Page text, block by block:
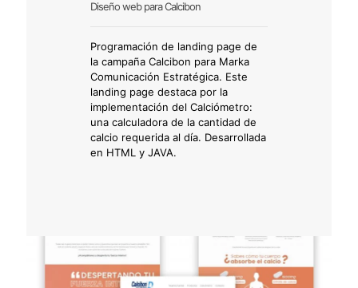
Diseño web para Calcibon
Programación de landing page de
la campaña Calcibon para Marka
Comunicación Estratégica. Este
landing page destaca por la
implementación del Calciómetro:
una calculadora de la cantidad de
calcio requerida al día. Desarrollada
en HTML y JAVA.